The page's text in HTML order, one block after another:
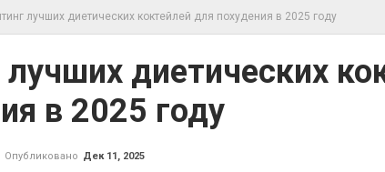
лучших диетических коктейлей для похудения в 2025 году
лучших диетических
в 2025 году
Опубликовано Дек 11, 2025